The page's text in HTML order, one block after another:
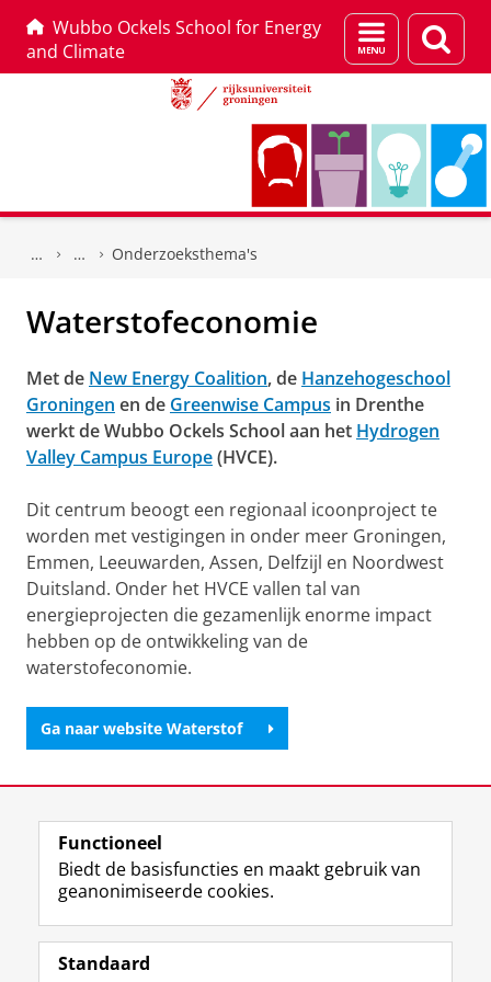
Wubbo Ockels School for Energy
and Climate
Menu
en
Onderzoeksthema's
Waterstofeconomie
Met de New Energy Coalition, de Hanzehogeschool
Groningen en de Greenwise Campus in Drenthe
werkt de Wubbo Ockels School aan het Hydrogen
Valley Campus Europe(HVCE).
Dit centrum beoogt een regionaal icoonproject te
worden met vestigingen in onder meer Groningen,
Emmen, Leeuwarden, Assen, Delfzijl en Noordwest
Duitsland. Onder het HVCE vallen tal van
energieprojecten die gezamenlijk enorme impact
hebben op de ontwikkeling van de
waterstofeconomie.
Ga naar website Waterstof
View this page in:English
Volg ons op
L
i
Y
o
Functioneel
Biedt de basisfuncties en maakt gebruik van
geanonimiseerde cookies.
Standaard